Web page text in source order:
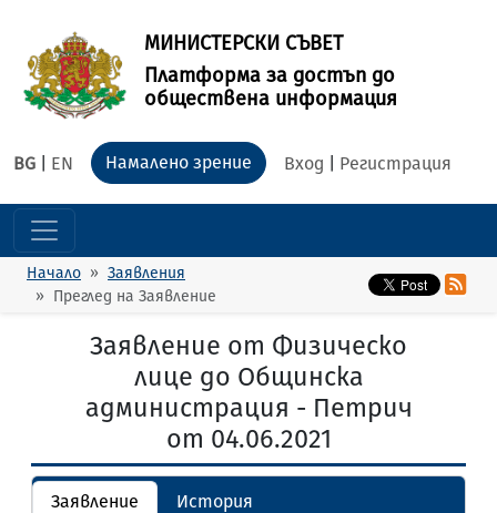
МИНИСТЕРСКИ СЪВЕТ
Платформа за достъп до
обществена информация
BG EN Вход Регистрация
Намалено зрение
Начало
Заявления
Преглед на Заявление
Заявление от Физическо
лице до Общинска
администрация - Петрич
от 04.06.2021
Заявление История